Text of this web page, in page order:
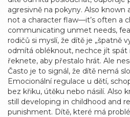
agresivně na pokyny. Also known
not a character flaw—it’s often a
communicating unmet needs,
rodičů si myslí, že dítě je „špatně
odmítá obléknout, nechce jít spát
řeknete, aby přestalo hrát. Ale
Často je to signál, že dítě nemá
Emocionální regulace u dětí,
bez křiku, útěku nebo násilí. Also
still developing in childhood and
punishment. Dítě, které má